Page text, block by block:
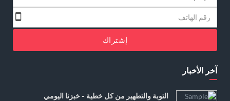
إشتراك
آخر الأخبار
التوبة والتطهير من كل خطية - خبزنا اليومي